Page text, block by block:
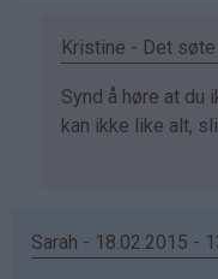
Kristine - Det
Som
svar
(ikke
Synd å høre at du
kan ikke like alt,
Sarah - 18.02.2015 -